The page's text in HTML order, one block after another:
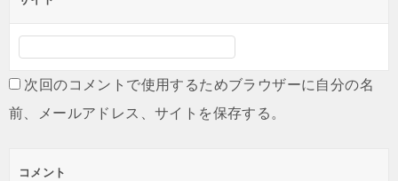
次回のコメントで使用するためブラウザーに自分の名
前、メールアドレス、サイトを保存する。
コメント